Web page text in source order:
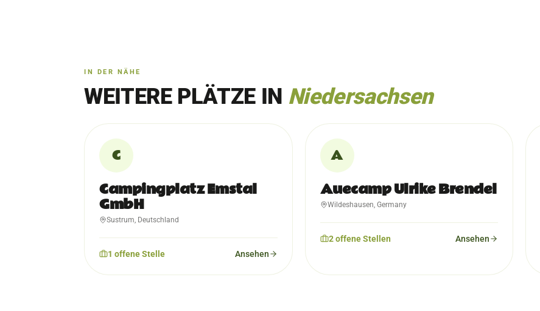
IN DER NÄHE
WEITERE PLÄTZE IN Niedersachsen
C
Campingplatz Emstal
GmbH
Sustrum, Deutschland
1 offeneStelle Ansehen
A
Auecamp Ulrike Brendel
Wildeshausen, Germany
2offeneStellen Ansehen